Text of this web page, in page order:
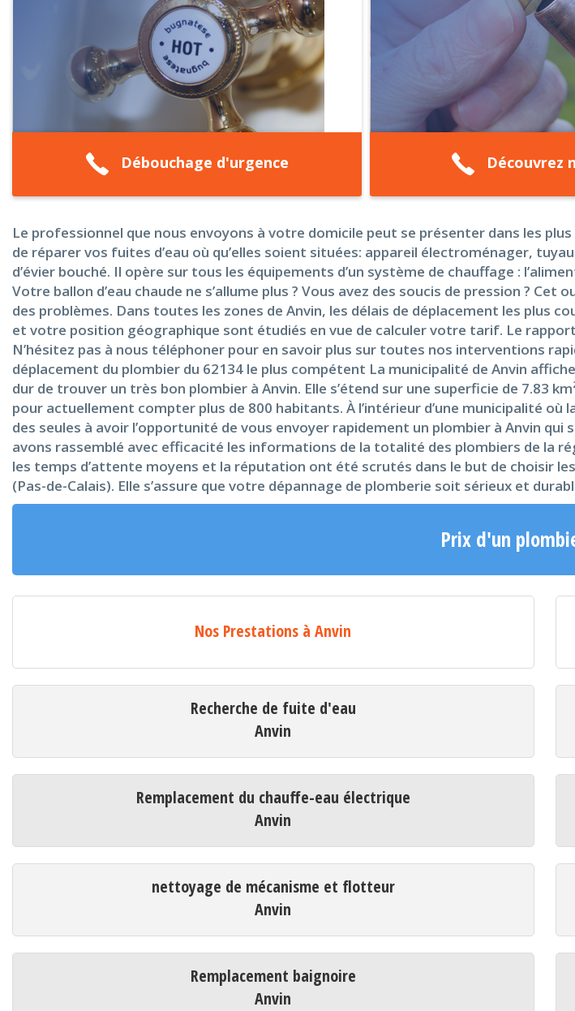
Débouchage d'urgence Découvrez
Le professionnel que nous envoyons à votre domicile peut se présenter dans les
de réparer vos fuites d’eau où qu’elles soient situées: appareil électroménager,
d’évier bouché. Il opère sur tous les équipements d’un système de chauffage :
Votre ballon d’eau chaude ne s’allume plus ? Vous avez des soucis de pression ?
des problèmes. Dans toutes les zones de Anvin, les délais de déplacement les plus
et votre position géographique sont étudiés en vue de calculer votre tarif. Le
N’hésitez pas à nous téléphoner pour en savoir plus sur toutes nos interventions
déplacement du plombier du 62134 le plus compétent La municipalité de Anvin
dur de trouver un très bon plombier à Anvin. Elle s’étend sur une superficie de 7.83
pour actuellement compter plus de 800 habitants. À l’intérieur d’une municipalité
des seules à avoir l’opportunité de vous envoyer rapidement un plombier à Anvin
avons rassemblé avec efficacité les informations de la totalité des plombiers de la
les temps d’attente moyens et la réputation ont été scrutés dans le but de choisir
(Pas-de-Calais). Elle s’assure que votre dépannage de plomberie soit sérieux et
Prix d'un
Nos Prestations à Anvin
Recherche de fuite d'eau
Anvin
Remplacement du chauffe-eau électrique
Anvin
nettoyage de mécanisme et flotteur
Anvin
Remplacement baignoire
Anvin